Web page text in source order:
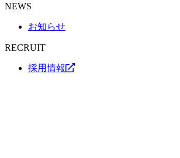
NEWS
お知らせ
RECRUIT
採用情報